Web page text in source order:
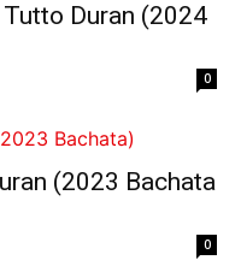
Tutto Duran (2024
0
(2023 Bachata
0